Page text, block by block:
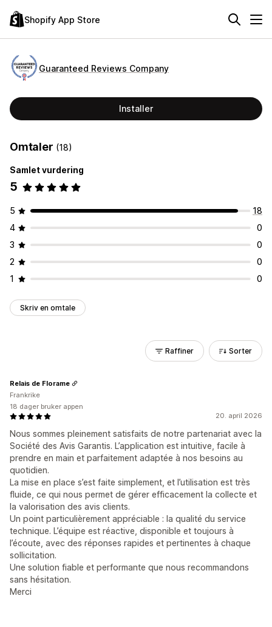
Shopify App Store
Guaranteed Reviews Company
Installer
Omtaler (18)
Samlet vurdering
5
5
18
4
0
3
0
2
0
1
0
Skriv en omtale
Raffiner Sorter
20. april 2026
Nous sommes pleinement satisfaits de notre partenariat avec la
Société des Avis Garantis. L’application est intuitive, facile à
prendre en main et parfaitement adaptée à nos besoins au
quotidien.
La mise en place s’est faite simplement, et l’utilisation est très
fluide, ce qui nous permet de gérer efficacement la collecte et
la valorisation des avis clients.
Un point particulièrement appréciable : la qualité du service
technique. L’équipe est réactive, disponible et toujours à
l’écoute, avec des réponses rapides et pertinentes à chaque
sollicitation.
Une solution fiable et performante que nous recommandons
sans hésitation.
Merci
Relais de Florame
Frankrike
18 dager bruker appen